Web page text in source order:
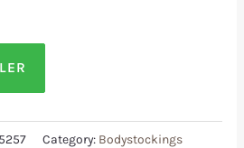
Category: Bodystockings